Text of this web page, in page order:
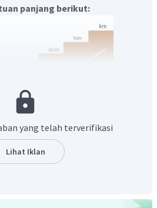
panjang berikut:
bawah setiap turun satu tangga
yang telah terverifikasi
Lihat Iklan